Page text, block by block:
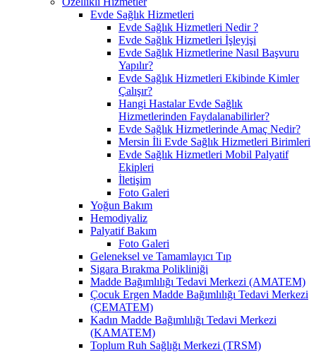
Evde Sağlık Hizmetleri
Evde Sağlık Hizmetleri Nedir ?
Evde Sağlık Hizmetleri İşleyişi
Evde Sağlık Hizmetlerine Nasıl Başvuru
Yapılır?
Evde Sağlık Hizmetleri Ekibinde Kimler
Çalışır?
Hangi Hastalar Evde Sağlık
Hizmetlerinden Faydalanabilirler?
Evde Sağlık Hizmetlerinde Amaç Nedir?
Mersin İli Evde Sağlık Hizmetleri Birimleri
Evde Sağlık Hizmetleri Mobil Palyatif
Ekipleri
İletişim
Foto Galeri
Yoğun Bakım
Hemodiyaliz
Palyatif Bakım
Foto Galeri
Geleneksel ve Tamamlayıcı Tıp
Sigara Bırakma Polikliniği
Madde Bağımlılığı Tedavi Merkezi (AMATEM)
Çocuk Ergen Madde Bağımlılığı Tedavi Merkezi
(ÇEMATEM)
Kadın Madde Bağımlılığı Tedavi Merkezi
(KAMATEM)
Toplum Ruh Sağlığı Merkezi (TRSM)